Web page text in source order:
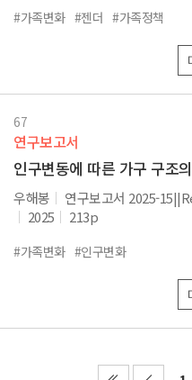
#가족변화 #젠더 #가족정책
67
연구보고서
인구변동에 따른 가구 구조
우해봉
연구보고서 2025-
2025
213p
#가족변화 #인구변화